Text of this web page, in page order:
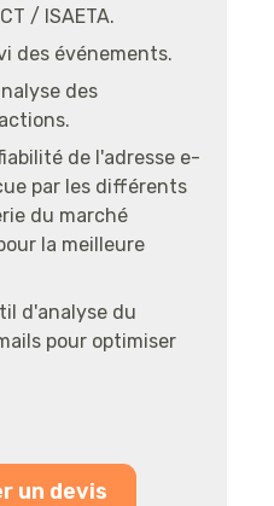
/ ISAETA.
des événements.
des
de l'adresse e-
par les différents
du marché
la meilleure
d'analyse du
pour optimiser
un devis